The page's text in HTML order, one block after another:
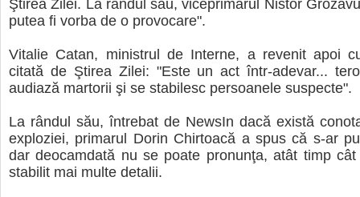
Ştirea Zilei. La rândul său, viceprimarul Nistor
putea fi vorba de o provocare".
Vitalie Catan, ministrul de Interne, a revenit apoi
citată de Ştirea Zilei: "Este un act într-adevar...
audiază martorii şi se stabilesc persoanele suspecte".
La rândul său, întrebat de NewsIn dacă există
exploziei, primarul Dorin Chirtoacă a spus că s-ar
dar deocamdată nu se poate pronunţa, atât timp
stabilit mai multe detalii.